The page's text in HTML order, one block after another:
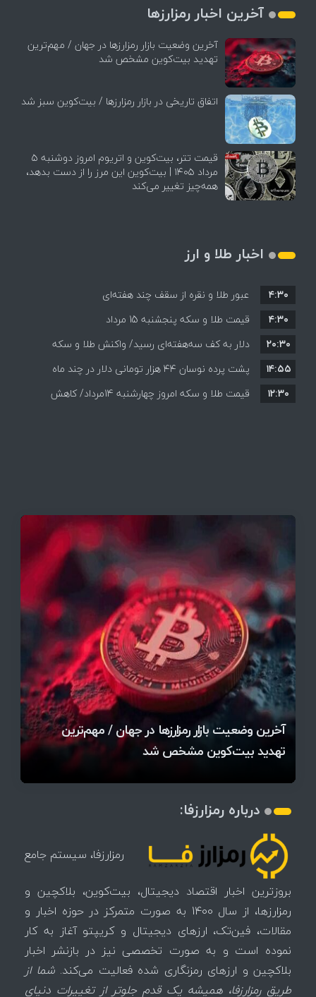
آخرین اخبار رمزارزها
آخرین وضعیت بازار رمزارزها در جهان / مهم‌ترین
تهدید بیت‌کوین مشخص شد
اتفاق تاریخی در بازار رمزارزها / بیت‌کوین سبز شد
قیمت تتر، بیت‌کوین و اتریوم امروز دوشنبه ۵
مرداد ۱۴۰۵ | بیت‌کوین این مرز را از دست بدهد،
همه‌چیز تغییر می‌کند
اخبار طلا و ارز
عبور طلا و نقره از سقف چند هفته‌ای
۴:۳۰
قیمت طلا و سکه پنجشنبه 15 مرداد
۴:۳۰
دلار به کف سه‌هفته‌ای رسید/ واکنش طلا و سکه
به بازگشایی تنگه هرمز
۲۰:۳۰
پشت پرده نوسان ۴۴ هزار تومانی دلار در چند ماه
۱۴:۵۵
قیمت طلا و سکه امروز چهارشنبه 14مرداد/ کاهش
۱۲:۳۰
آخرین وضعیت بازار رمزارزها در جهان / مهم‌ترین
تهدید بیت‌کوین مشخص شد
اتفاق تاریخی در بازار رمزارزها / بیت‌کوین سبز شد
قیمت تتر، بیت‌کوین و اتریوم امروز دوشنبه ۵ مرداد
۱۴۰۵ | بیت‌کوین این مرز را از دست بدهد، همه‌چیز
تغییر می‌کند
رقابت پنهان دولت‌ها بر سر بیت‌کوین/ ۱۰ کشور برتر
کدامند؟
اتفاق مهم در بازار رمزارزها / بیت‌کوین وارد فاز تازه شد
تازه‌ترین رسوایی ارز دیجیتال؛ شکایت میلیاردی روی
میز / ۶۲۲ بیت‌کوین کجا رفت؟
بحران بدهی شرکت‌ها و خطر فروش اجباری میلیاردها
دلار بیت‌کوین
آیا بیت‌کوین دوباره به کانال ۴۴ هزار دلار برمی‌گردد؟
درباره رمزارزفا:
رمزارزفا، سیستم جامع
بروزترین اخبار اقتصاد دیجیتال، بیت‌کوین، بلاکچین و
رمزارزها، از سال 1400 به صورت متمرکز در حوزه اخبار و
مقالات، فین‌تک، ارزهای‌ دیجیتال و کریپتو آغاز به کار
نموده است و به صورت تخصصی نیز در بازنشر اخبار
بلاکچین و ارزهای رمزنگاری شده فعالیت می‌کند.شما از
طریق رمزارزفا، همیشه یک قدم جلوتر از تغییرات دنیای